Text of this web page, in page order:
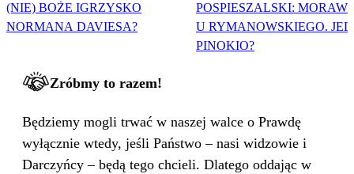
(NIE) BOŻE IGRZYSKO
NORMANA DAVIESA?
POSPIESZALSKI:
U RYMANOWSKIEGO.
PINOKIO?
Zróbmy to razem!
Będziemy mogli trwać w naszej walce o Prawdę
wyłącznie wtedy, jeśli Państwo – nasi widzowie i
Darczyńcy – będą tego chcieli. Dlatego oddając w